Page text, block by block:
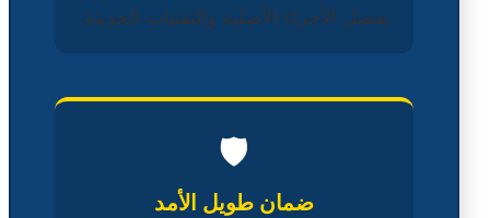
بفضل الأجزاء الأصلية والتقنيات الحديثة.
🛡️
ضمان طويل الأمد